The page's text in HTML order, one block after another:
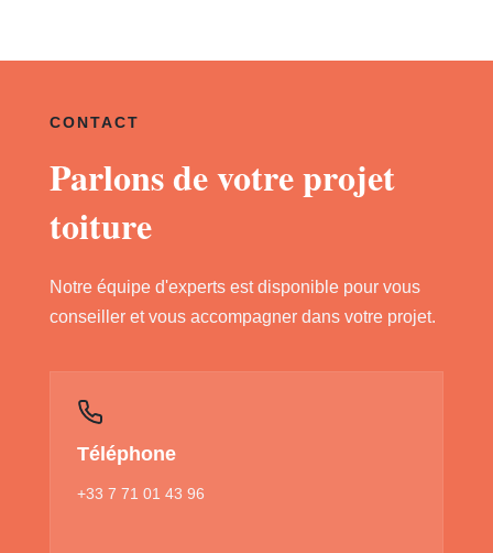
CONTACT
Parlons de votre projet
toiture
Notre équipe d'experts est disponible pour vous
conseiller et vous accompagner dans votre projet.
Téléphone
+33 7 71 01 43 96